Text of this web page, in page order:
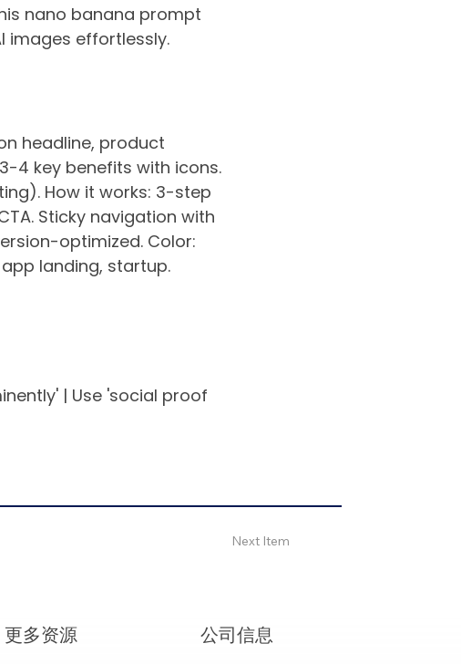
nano banana prompt
images effortlessly.
headline, product
4 key benefits with icons.
How it works: 3-step
Sticky navigation with
optimized. Color:
landing, startup.
| Use 'social proof
Next Item
更多资源 公司信息